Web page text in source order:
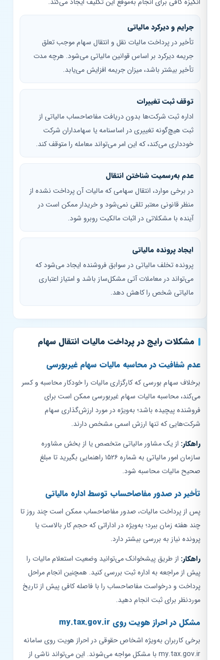
جرایم و دیرکرد مالیاتی
تأخیر در پرداخت مالیات نقل و انتقال سهام موجب تعلق
جریمه دیرکرد بر اساس قوانین مالیاتی می‌شود. هرچه مدت
تأخیر بیشتر باشد، میزان جریمه افزایش می‌یابد.
توقف ثبت تغییرات
اداره ثبت شرکت‌ها بدون دریافت مفاصاحساب مالیاتی از
ثبت هیچ‌گونه تغییری در اساسنامه یا سهامداران شرکت
خودداری می‌کند، که این امر می‌تواند معامله را متوقف کند.
عدم به‌رسمیت شناختن انتقال
در برخی موارد، انتقال سهامی که مالیات آن پرداخت نشده از
منظر قانونی معتبر تلقی نمی‌شود و خریدار ممکن است در
آینده با مشکلاتی در اثبات مالکیت روبرو شود.
ایجاد پرونده مالیاتی
پرونده تخلف مالیاتی در سوابق فروشنده ایجاد می‌شود که
می‌تواند در معاملات آتی مشکل‌ساز باشد و امتیاز اعتباری
مالیاتی شخص را کاهش دهد.
مشکلات رایج در پرداخت مالیات انتقال سهام
عدم شفافیت در محاسبه مالیات سهام غیربورسی
برخلاف سهام بورسی که کارگزاری مالیات را خودکار محاسبه و کسر
می‌کند، محاسبه مالیات سهام غیربورسی ممکن است برای
فروشنده پیچیده باشد؛ به‌ویژه در مورد ارزش‌گذاری سهام
شرکت‌هایی که تنها ارزش اسمی مشخص دارند.
راهکار:از یک مشاور مالیاتی متخصص یا از بخش مشاوره
سازمان امور مالیاتی به شماره ۱۵۲۶ راهنمایی بگیرید تا مبلغ
صحیح مالیات محاسبه شود.
تأخیر در صدور مفاصاحساب توسط اداره مالیاتی
پس از پرداخت مالیات، صدور مفاصاحساب ممکن است چند روز تا
چند هفته زمان ببرد؛ به‌ویژه در اداراتی که حجم کار بالاست یا
پرونده نیاز به بررسی بیشتر دارد.
راهکار:از طریق پیشخوانک می‌توانید وضعیت استعلام مالیات را
پیش از مراجعه به اداره ثبت بررسی کنید. همچنین انجام مراحل
پرداخت و درخواست مفاصاحساب را با فاصله کافی پیش از تاریخ
موردنظر برای ثبت انجام دهید.
مشکل در احراز هویت روی my.tax.gov.ir
برخی کاربران به‌ویژه اشخاص حقوقی در احراز هویت روی سامانه
my.tax.gov.ir با مشکل مواجه می‌شوند. این می‌تواند ناشی از